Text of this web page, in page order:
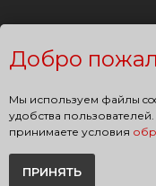
Добро
Мы используем файлы
удобства
принимаете условия
ПРИНЯТЬ
+7 (495) 797-
стр. 19, лит. 4Б, 4